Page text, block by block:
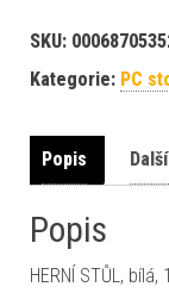
SKU:
Kategorie: PC
Popis
Popis
HERNÍ STŮL,